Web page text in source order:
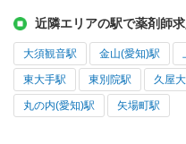
近隣エリアの駅で薬剤師
大須観音駅 金山(愛知)駅
東大手駅 東別院駅 久屋
丸の内(愛知)駅 矢場町駅